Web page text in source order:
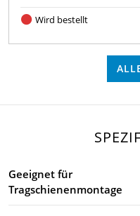
Wird bestellt
Geeignet für
Tragschienenmontage